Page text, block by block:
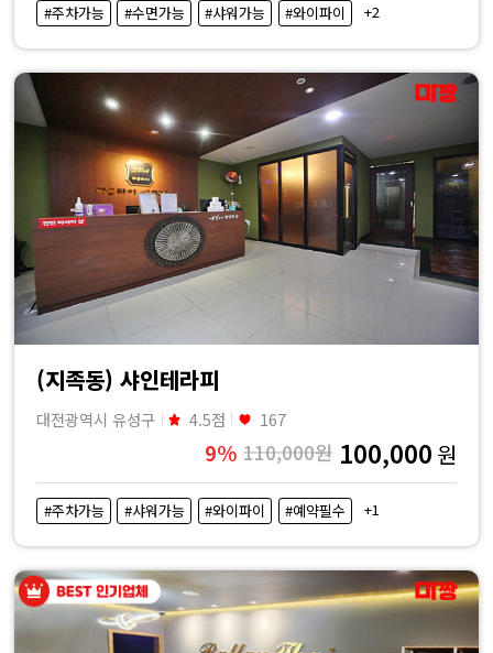
내
근
처
마
사
지
샵
가
격
비
교
#주차가능 #수면가능 #샤워가능 #와이파이 +2
(지족동) 샤인테라피
대전광역시 유성구 4.5점 167
9% 110,000원 100,000 원
#주차가능 #샤워가능 #와이파이 #예약필수 +1